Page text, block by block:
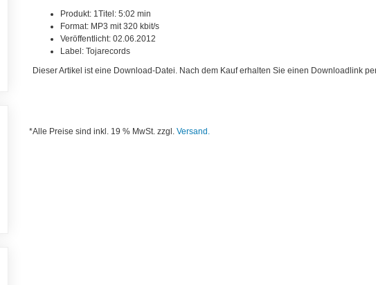
Produkt: 1Titel: 5:02 min
Format: MP3 mit 320 kbit/s
Veröffentlicht: 02.06.2012
Label: Tojarecords
Dieser Artikel ist eine Download-Datei. Nach dem Kauf erhalten Sie einen Downloadlink
*Alle Preise sind inkl. 19 % MwSt. zzgl. Versand.